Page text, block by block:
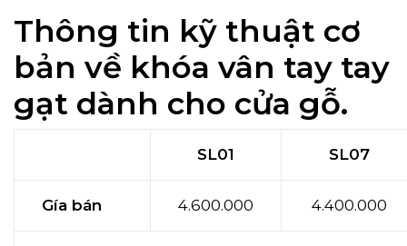
Thông tin kỹ thuật cơ
bản về khóa vân tay tay
gạt dành cho cửa gỗ.
SL01 SL07
Gía bán 4.600.000 4.400.000